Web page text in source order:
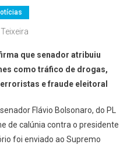
que senador atribuiu
como tráfico de drogas,
e fraude eleitoral
Flávio Bolsonaro, do PL
de calúnia contra o presidente
foi enviado ao Supremo